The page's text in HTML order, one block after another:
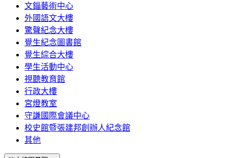
文錙藝術中心
外國語文大樓
驚聲紀念大樓
覺生紀念圖書館
覺生綜合大樓
學生活動中心
視聽教育館
行政大樓
宮燈教室
守謙國際會議中心
校史館暨張建邦創辦人紀念館
其他